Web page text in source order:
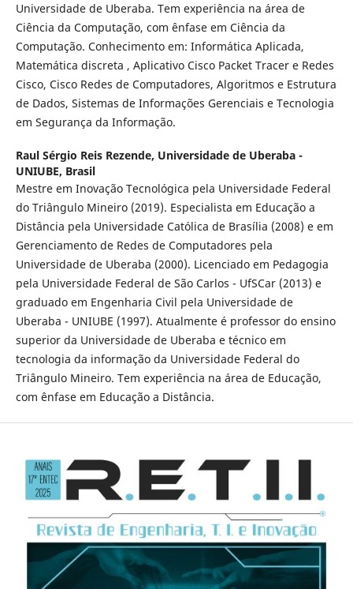
Universidade de Uberaba. Tem experiência na área de
Ciência da Computação, com ênfase em Ciência da
Computação. Conhecimento em: Informática Aplicada,
Matemática discreta , Aplicativo Cisco Packet Tracer e Redes
Cisco, Cisco Redes de Computadores, Algoritmos e Estrutura
de Dados, Sistemas de Informações Gerenciais e Tecnologia
em Segurança da Informação.
Raul Sérgio Reis Rezende, Universidade de Uberaba -
UNIUBE, Brasil
Mestre em Inovação Tecnológica pela Universidade Federal
do Triângulo Mineiro (2019). Especialista em Educação a
Distância pela Universidade Católica de Brasília (2008) e em
Gerenciamento de Redes de Computadores pela
Universidade de Uberaba (2000). Licenciado em Pedagogia
pela Universidade Federal de São Carlos - UfSCar (2013) e
graduado em Engenharia Civil pela Universidade de
Uberaba - UNIUBE (1997). Atualmente é professor do ensino
superior da Universidade de Uberaba e técnico em
tecnologia da informação da Universidade Federal do
Triângulo Mineiro. Tem experiência na área de Educação,
com ênfase em Educação a Distância.